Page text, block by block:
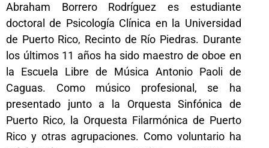
Abraham Borrero Rodríguez es estudiante
doctoral de Psicología Clínica en la Universidad
de Puerto Rico, Recinto de Río Piedras. Durante
los últimos 11 años ha sido maestro de oboe en
la Escuela Libre de Música Antonio Paoli de
Caguas. Como músico profesional, se ha
presentado junto a la Orquesta Sinfónica de
Puerto Rico, la Orquesta Filarmónica de Puerto
Rico y otras agrupaciones. Como voluntario ha